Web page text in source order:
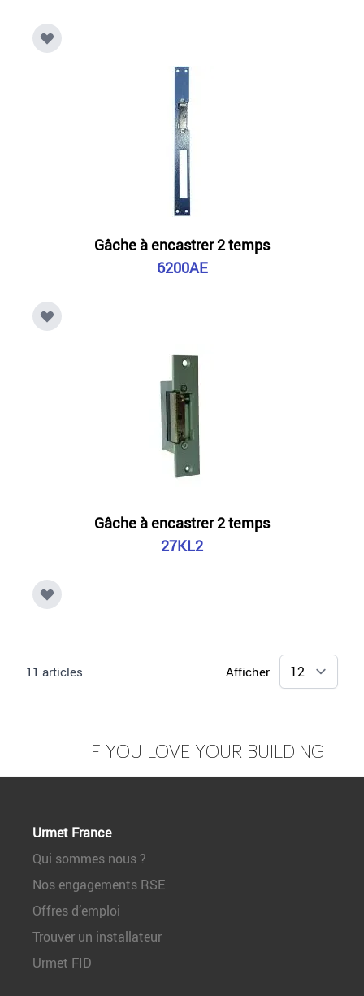
Gâche à encastrer 2 temps
6200AE
Gâche à encastrer 2 temps
27KL2
11 articles Afficher
IF YOU LOVE YOUR BUILDING
Urmet France
Qui sommes nous ?
Nos engagements RSE
Offres d’emploi
Trouver un installateur
Urmet FID